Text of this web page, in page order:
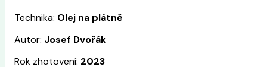
Technika: Olej na plátně
Autor: Josef Dvořák
Rok zhotovení: 2023